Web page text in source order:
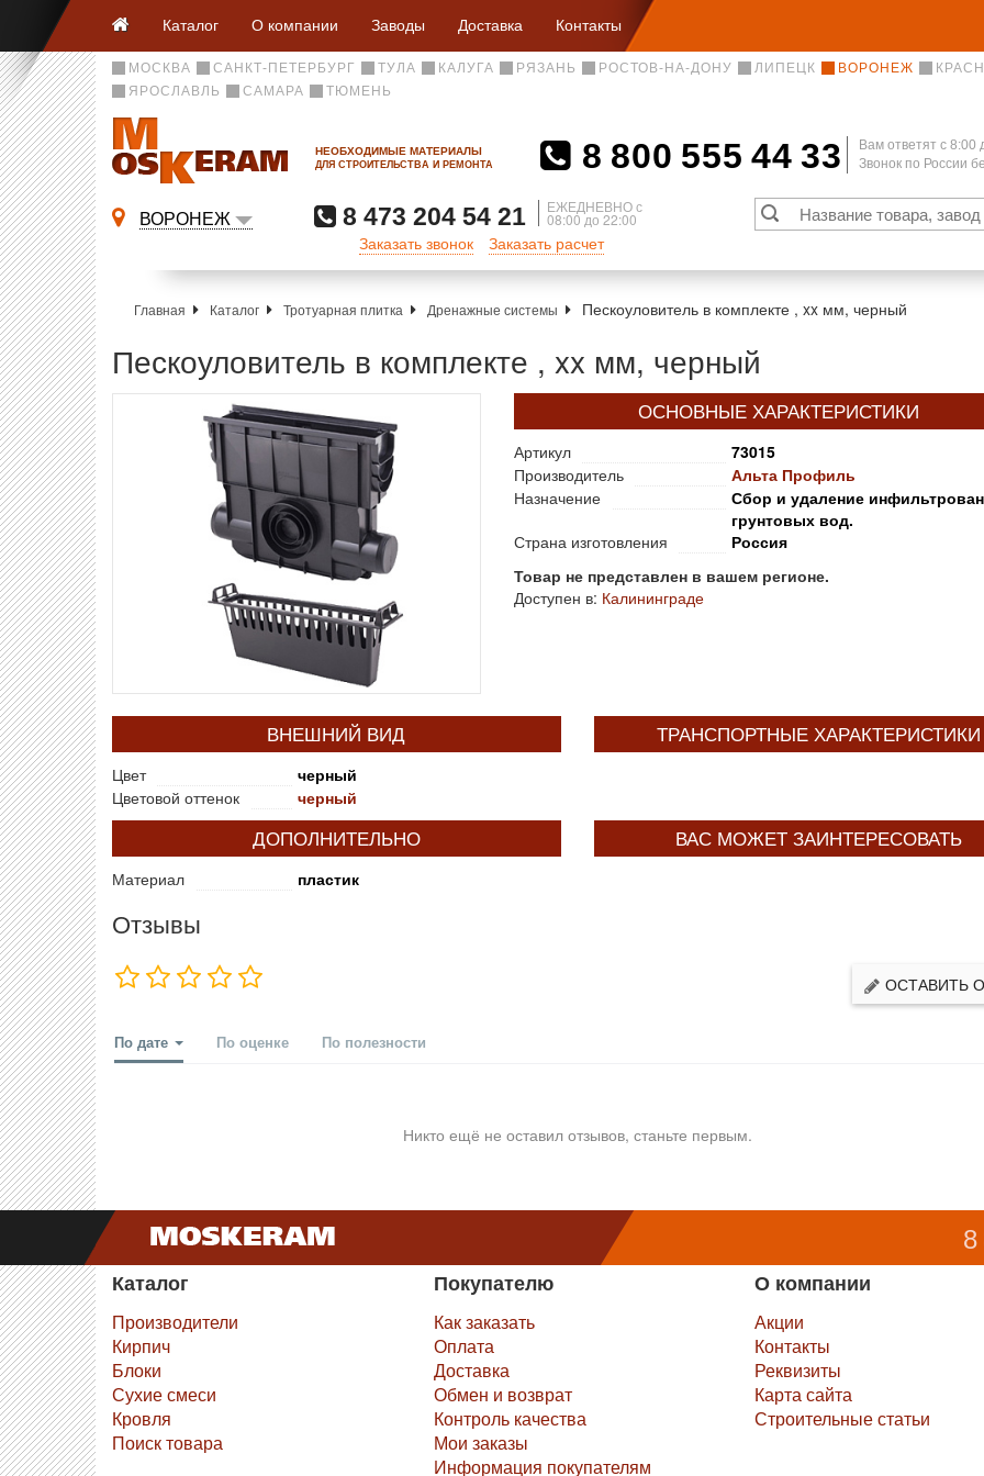
Каталог О компании Заводы Доставка Контакты
МОСКВА САНКТ-ПЕТЕРБУРГ ТУЛА КАЛУГА РЯЗАНЬ РОСТОВ-НА-ДОНУ ЛИПЕЦК ВОРОНЕЖ
ЯРОСЛАВЛЬ
САМАРА ТЮМЕНЬ
НЕОБХОДИМЫЕ МАТЕРИАЛЫ
ДЛЯ СТРОИТЕЛЬСТВА И РЕМОНТА 8 800 555 44 33
Вам ответят c 8:00
Звонок по России
ВОРОНЕЖ 8 473 204 54 21 ЕЖЕДНЕВНО с
08:00 до 22:00
Заказать звонок Заказать расчет
Главная Каталог Тротуарная плитка Дренажные системы Пескоуловитель в комплекте , xx мм, черный
Пескоуловитель в комплекте , xx мм, черный
ОСНОВНЫЕ ХАРАКТЕРИСТИКИ
Артикул
73015
Производитель
Альта Профиль
Назначение
Сбор и удаление
грунтовых вод.
Страна изготовления
Россия
Товар не представлен в вашем регионе.
Доступен в: Калининграде
ВНЕШНИЙ ВИД
Цвет
черный
Цветовой оттенок
черный
ТРАНСПОРТНЫЕ ХАРАКТЕРИСТИКИ
ДОПОЛНИТЕЛЬНО
Материал пластик
ВАС МОЖЕТ ЗАИНТЕРЕСОВАТЬ
Отзывы
ОСТАВИТЬ
По дате По оценке По полезности
Никто ещё не оставил отзывов, станьте первым.
8
Каталог
Производители
Кирпич
Блоки
Сухие смеси
Кровля
Поиск товара
Покупателю
Как заказать
Оплата
Доставка
Обмен и возврат
Контроль качества
Мои заказы
Информация покупателям
О компании
Акции
Контакты
Реквизиты
Карта сайта
Строительные статьи